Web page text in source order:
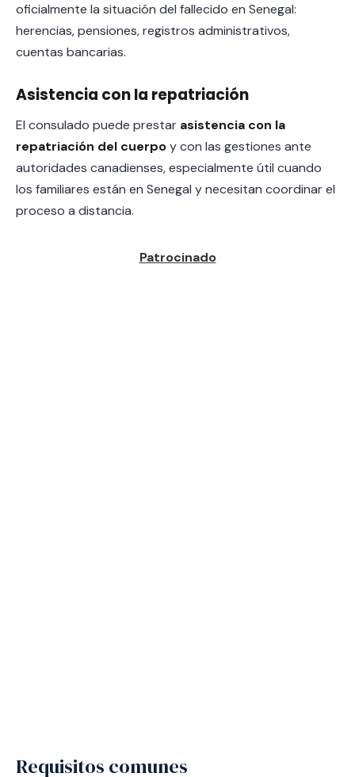
oficialmente la situación del fallecido en Senegal:
herencias, pensiones, registros administrativos,
cuentas bancarias.
Asistencia con la repatriación
El consulado puede prestar asistencia con la
repatriación del cuerpoy con las gestiones ante
autoridades canadienses, especialmente útil cuando
los familiares están en Senegal y necesitan coordinar el
proceso a distancia.
Requisitos comunes